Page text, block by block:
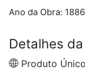
Ano da Obra: 1886
Detalhes
Produto